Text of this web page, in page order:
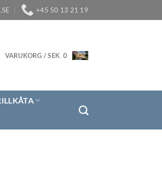
+45 50 13 21 19
VARUKORG /SEK 0